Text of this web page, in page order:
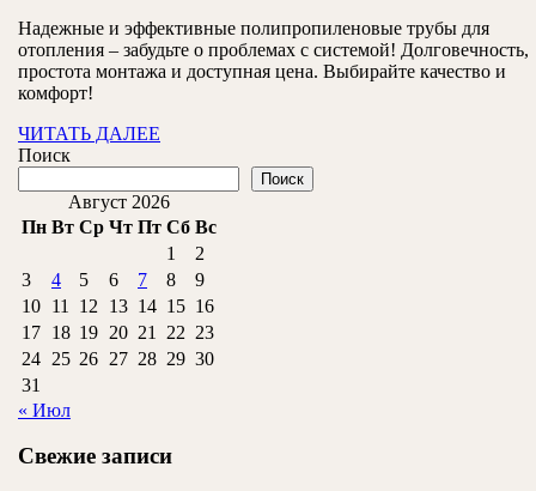
2024
Надежные и эффективные полипропиленовые трубы для
отопления – забудьте о проблемах с системой! Долговечность,
простота монтажа и доступная цена. Выбирайте качество и
комфорт!
ЧИТАТЬ ДАЛЕЕ
Поиск
Поиск
Август 2026
Пн Вт Ср Чт Пт Сб Вс
1
2
3
4 5 6 7 8
9
10 11 12 13 14 15 16
17 18 19 20 21 22 23
24 25 26 27 28 29 30
31
« Июл
Свежие записи